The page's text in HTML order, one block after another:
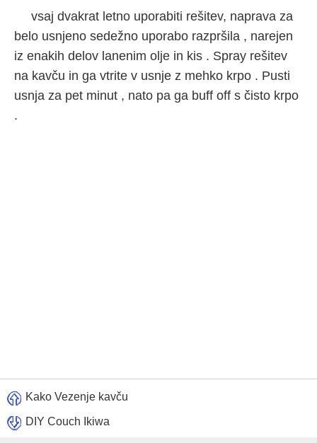
vsaj dvakrat letno uporabiti rešitev, naprava za
belo usnjeno sedežno uporabo razpršila , narejen
iz enakih delov lanenim olje in kis . Spray rešitev
na kavču in ga vtrite v usnje z mehko krpo . Pusti
usnja za pet minut , nato pa ga buff off s čisto krpo
.
Kako Vezenje kavču
DIY Couch Ikiwa